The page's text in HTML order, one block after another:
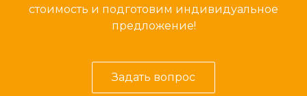
стоимость и подготовим индивидуальное
предложение!
Задать вопрос